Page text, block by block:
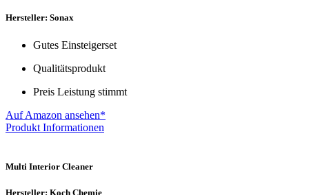
Hersteller: Sonax
Gutes Einsteigerset
Qualitätsprodukt
Preis Leistung stimmt
Auf Amazon ansehen*
Produkt Informationen
Multi Interior Cleaner
Hersteller: Koch Chemie